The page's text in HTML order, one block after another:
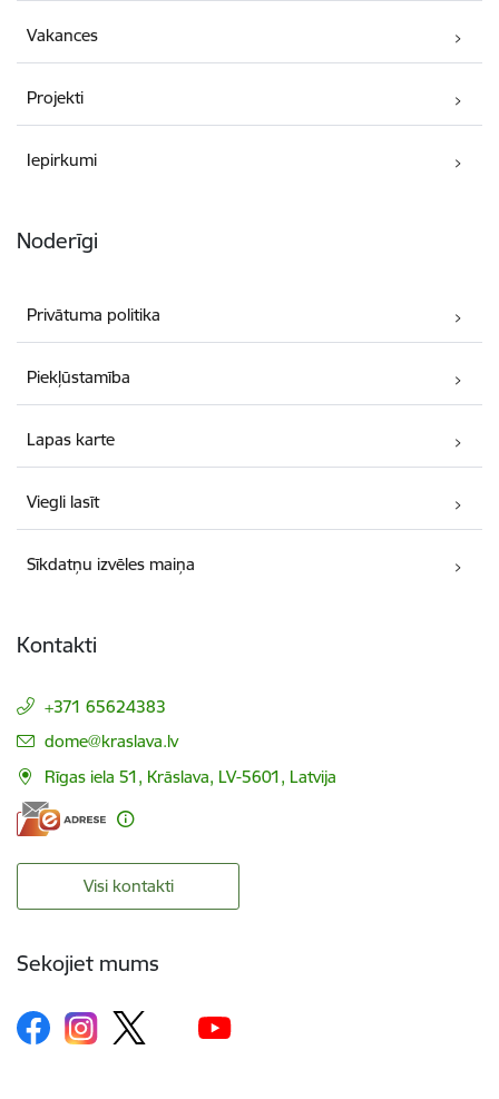
Vakances
Projekti
Iepirkumi
Noderīgi
Privātuma politika
Piekļūstamība
Lapas karte
Viegli lasīt
Sīkdatņu izvēles maiņa
Kontakti
+371 65624383
E-pasts:
dome@kraslava.lv
Rīgas iela 51, Krāslava, LV-5601, Latvija
Visi kontakti
Sekojiet mums